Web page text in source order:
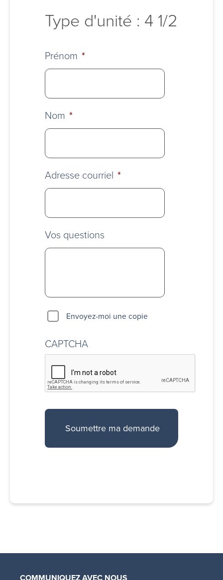
Type d'unité : 4 1/2
Prénom *
Nom *
Adresse courriel *
Vos questions
Envoyez-moi une copie
CAPTCHA